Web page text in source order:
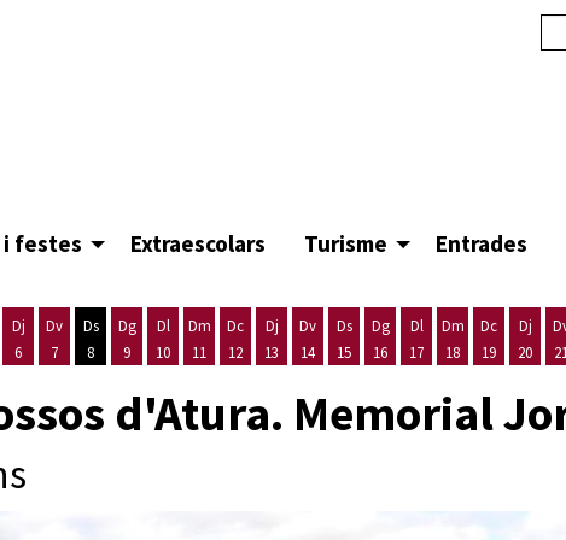
i festes Extraescolars Turisme Entrades
Dj
6
Dv
7
Ds
8
Dg
9
Dl
10
Dm
11
Dc
12
Dj
13
Dv
14
Ds
15
Dg
16
Dl
17
Dm
18
Dc
19
Dj
20
d'Atura. Memorial